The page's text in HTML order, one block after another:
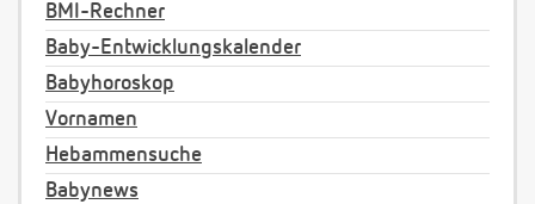
BMI-Rechner
Baby-Entwicklungskalender
Babyhoroskop
Vornamen
Hebammensuche
Babynews